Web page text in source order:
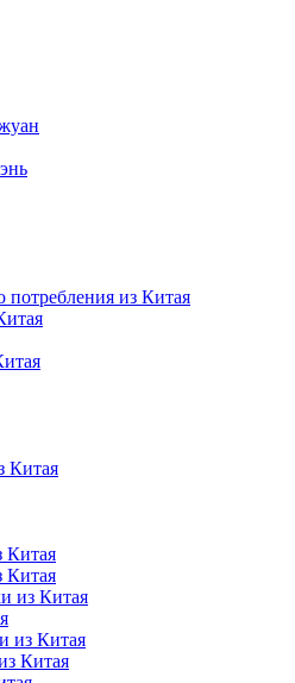
потребления из Китая
Китая
Китая
Китая
из Китая
из Китая
Китая